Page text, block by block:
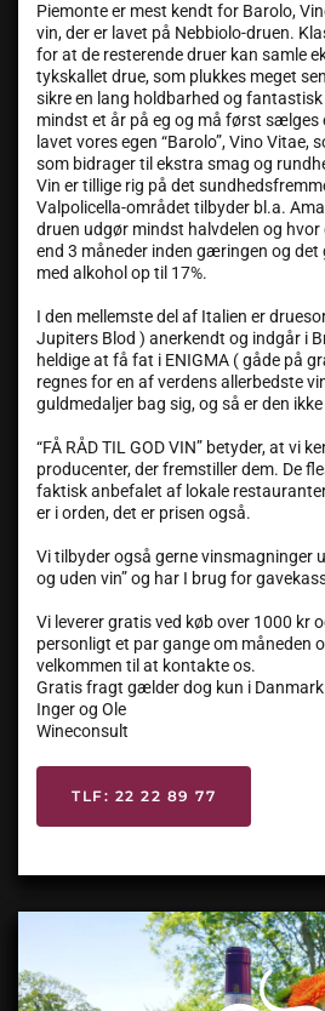
Piemonte er mest kendt for Barolo,
vin, der er lavet på Nebbiolo-druen.
for at de resterende druer kan samle
tykskallet drue, som plukkes meget
sikre en lang holdbarhed og
mindst et år på eg og må først sælges
lavet vores egen “Barolo”, Vino Vitae,
som bidrager til ekstra smag og
Vin er tillige rig på det
Valpolicella-området tilbyder bl.a.
druen udgør mindst halvdelen og hvor
end 3 måneder inden gæringen og det
med alkohol op til 17%.
I den mellemste del af Italien er
Jupiters Blod ) anerkendt og indgår i
heldige at få fat i ENIGMA ( gåde på
regnes for en af verdens allerbedste
guldmedaljer bag sig, og så er den
“FÅ RÅD TIL GOD VIN” betyder, at vi
producenter, der fremstiller dem. De
faktisk anbefalet af lokale
er i orden, det er prisen også.
Vi tilbyder også gerne vinsmagninger
og uden vin” og har I brug for
Vi leverer gratis ved køb over 1000 kr
personligt et par gange om måneden
velkommen til at kontakte os.
Gratis fragt gælder dog kun i
Inger og Ole
Wineconsult
TLF: 22 22 89 77